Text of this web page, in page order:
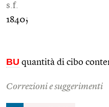
s.f.
1840;
BU quantità di cibo
Correzioni e suggerimenti